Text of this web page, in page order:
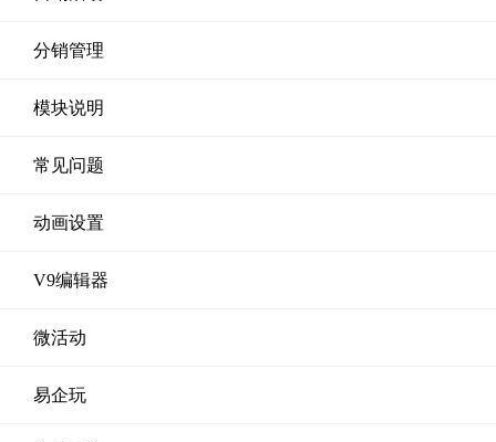
分销管理
模块说明
常见问题
动画设置
V9编辑器
微活动
易企玩